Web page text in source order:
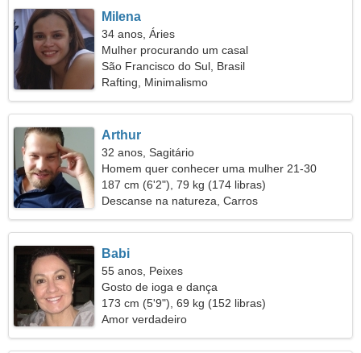
Milena
34 anos, Áries
Mulher procurando um casal
São Francisco do Sul, Brasil
Rafting, Minimalismo
Arthur
32 anos, Sagitário
Homem quer conhecer uma mulher 21-30
187 cm (6'2"), 79 kg (174 libras)
Descanse na natureza, Carros
Babi
55 anos, Peixes
Gosto de ioga e dança
173 cm (5'9"), 69 kg (152 libras)
Amor verdadeiro